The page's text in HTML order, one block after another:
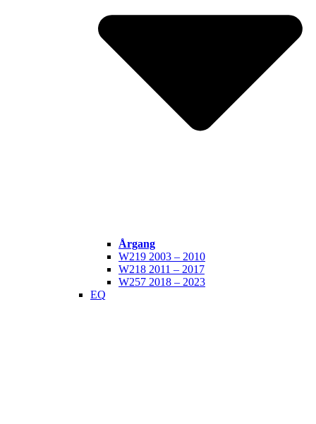
Årgang
W219 2003 – 2010
W218 2011 – 2017
W257 2018 – 2023
EQ